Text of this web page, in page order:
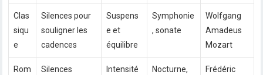
Clas
siqu
e
Silences pour
souligner les
cadences
Suspens
e et
équilibre
Symphonie
, sonate
Wolfgang
Amadeus
Mozart
Rom
Silences
Intensité
Nocturne,
Frédéric